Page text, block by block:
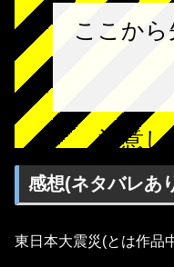
ここか
注意し
感想(ネタバレあ
東日本大震災(とは作品